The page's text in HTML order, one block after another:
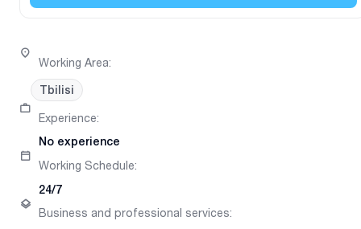
Working Area:
Tbilisi
Experience:
No experience
Working Schedule:
24/7
Business and professional services: